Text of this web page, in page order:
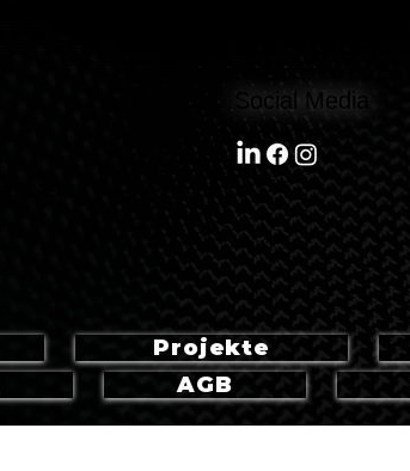
Social Media
Projekte
AGB